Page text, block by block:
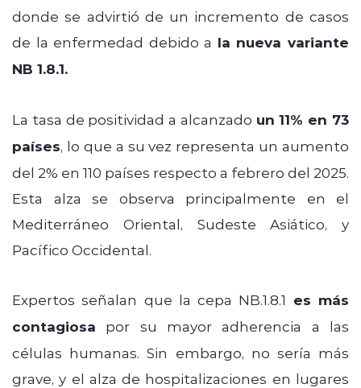
donde se advirtió de un incremento de casos
de la enfermedad debido a la nueva variante
NB 1.8.1.
La tasa de positividad a alcanzado un 11% en 73
países, lo que a su vez representa un aumento
del 2% en 110 países respecto a febrero del 2025.
Esta alza se observa principalmente en el
Mediterráneo Oriental, Sudeste Asiático, y
Pacífico Occidental.
Expertos señalan que la cepa NB.1.8.1 es más
contagiosa por su mayor adherencia a las
células humanas. Sin embargo, no sería más
grave, y el alza de hospitalizaciones en lugares